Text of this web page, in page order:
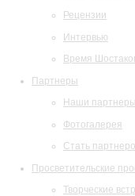
Рецензии
Интервью
Время
Партнеры
Наши партнеры
Фотогалерея
Стать
Просветительские
Творческие